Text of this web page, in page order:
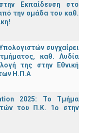
Εκπαίδευση στο
την ομάδα του καθ.
συγχαίρει
καθ. Λυδία
της στην Εθνική
Η.Π.Α
2025: Το Τμήμα
του Π.Κ. 1ο στην